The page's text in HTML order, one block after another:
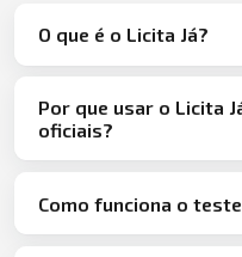
O que é o Licita Já?
Por que usar o Licita
oficiais?
Como funciona o